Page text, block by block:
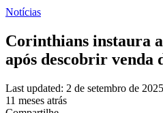
Notícias
Corinthians instaura
após descobrir venda
Last updated: 2 de setembro de
11 meses atrás